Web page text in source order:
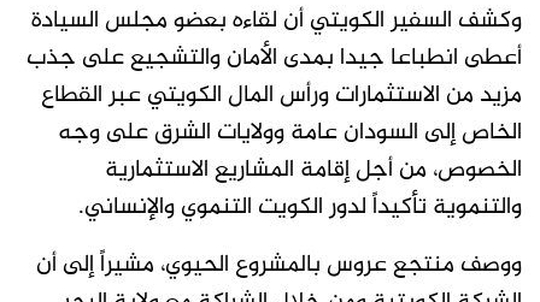
وكشف السفير الكويتي أن لقاءه بعضو مجلس السيادة
أعطى انطباعا جيدا بمدى الأمان والتشجيع على جذب
مزيد من الاستثمارات ورأس المال الكويتي عبر القطاع
الخاص إلى السودان عامة وولايات الشرق على وجه
الخصوص، من أجل إقامة المشاريع الاستثمارية
والتنموية تأكيداً لدور الكويت التنموي والإنساني.
ووصف منتجع عروس بالمشروع الحيوي، مشيراً إلى أن